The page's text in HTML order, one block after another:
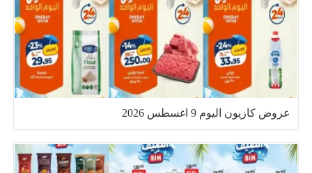
عروض كازيون اليوم 9 اغسطس 2026